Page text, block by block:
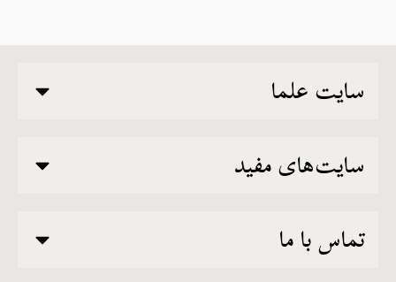
سایت علما
سایت‌های مفید
تماس با ما